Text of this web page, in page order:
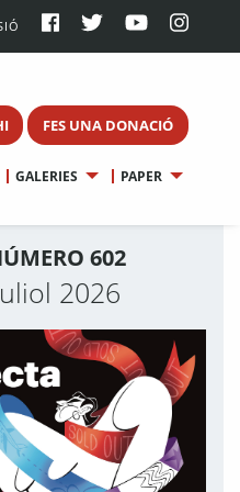
FES UNA DONACIÓ
GALERIES PAPER
602
2026